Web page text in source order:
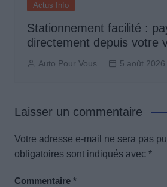
Actus Info
Stationnement facilité :
directement depuis votre
Auto Pour Vous 5 août 2026
Laisser un commentaire
Votre adresse e-mail ne sera pas
obligatoires sont indiqués avec *
Commentaire *